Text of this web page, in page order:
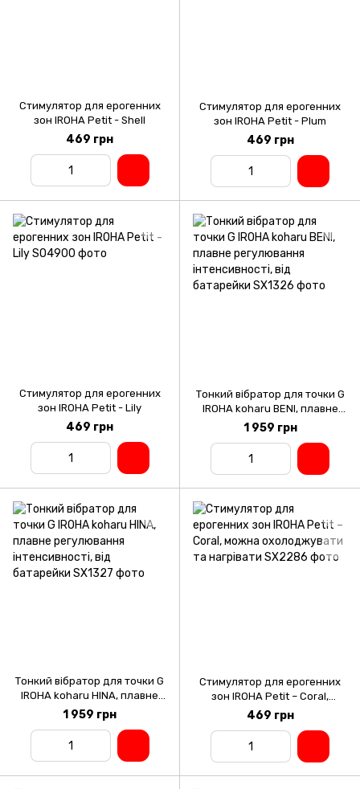
Стимулятор для ерогенних
зон IROHA Petit - Shell
469 грн
Стимулятор для ерогенних
зон IROHA Petit - Plum
469 грн
Стимулятор для ерогенних
зон IROHA Petit - Lily
469 грн
Тонкий вібратор для точки G
IROHA koharu BENI, плавне
регулювання інтенсивності,
від батарейки
1 959 грн
Тонкий вібратор для точки G
IROHA koharu HINA, плавне
регулювання інтенсивності,
від батарейки
1 959 грн
Стимулятор для ерогенних
зон IROHA Petit – Coral,
можна охолоджувати та
нагрівати
469 грн